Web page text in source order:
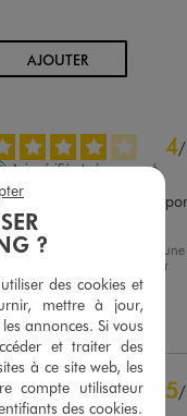
AJOUTERAU PANIER
4/
Avis vérifié et récompensé
beau ma petite fille le
souvent.
du 04/08/2026
, suite à une
par
Agnes F.
Utile Signaler
5/
Avis vérifié et récompensé
?
des cookies et
mettre à jour,
annonces. Si vous
et traiter des
à ce site web, les
compte utilisateur
des cookies.